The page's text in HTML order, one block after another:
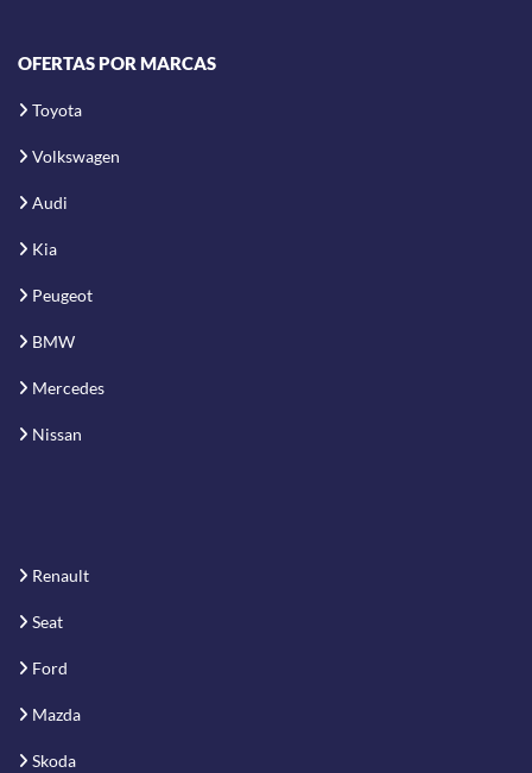
OFERTAS POR MARCAS
Toyota
Volkswagen
Audi
Kia
Peugeot
BMW
Mercedes
Nissan
Renault
Seat
Ford
Mazda
Skoda